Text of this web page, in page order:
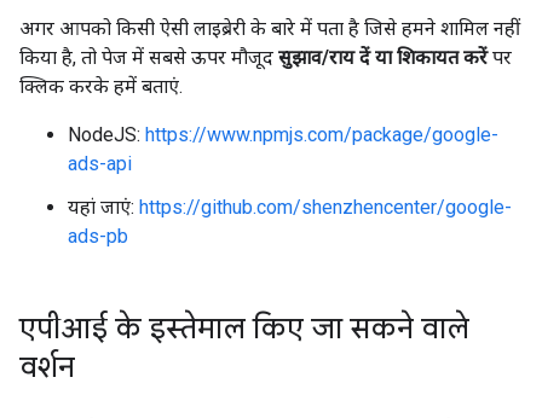
अगर आपको किसी ऐसी लाइब्रेरी के बारे में पता है जिसे हमने शामिल नहीं
किया है, तो पेज में सबसे ऊपर मौजूद सुझाव/राय दें या शिकायत करेंपर
क्लिक करके हमें बताएं.
NodeJS: https://www.npmjs.com/package/google-
ads-api
यहां जाएं: https://github.com/shenzhencenter/google-
ads-pb
एपीआई के इस्तेमाल किए जा सकने वाले
वर्शन